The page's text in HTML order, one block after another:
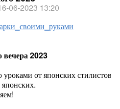
06-2023 13:20
вечера 2023
от японских стилистов